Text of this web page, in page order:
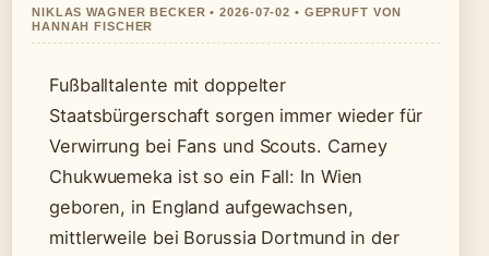
NIKLAS WAGNER BECKER • 2026-07-02 • GEPRUFT VON
HANNAH FISCHER
Fußballtalente mit doppelter
Staatsbürgerschaft sorgen immer wieder für
Verwirrung bei Fans und Scouts. Carney
Chukwuemeka ist so ein Fall: In Wien
geboren, in England aufgewachsen,
mittlerweile bei Borussia Dortmund in der